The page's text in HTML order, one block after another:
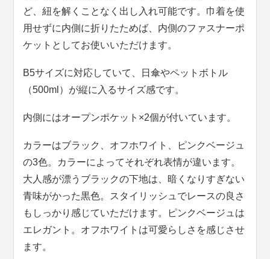
ど、紐を解くことなく出し入れ可能です。巾着を使
用せずに内側に折りたためば、内側のファスナーポ
ケットとしてお使いいただけます。
B5サイズに対応していて、日傘やペットボトル
（500ml）が縦に入るサイズ感です。
内側にはオープンポケット×2個が付いています。
カラーはブラック、オフホワイト、ピンクベージュ
の3色。カラーによってそれぞれ表情が違います。
大人感が漂うブラックの下地は、暗くなりすぎない
青味がかった黒色。スタイリッシュでレースの良さ
もしっかり感じていただけます。ピンクベージュは
エレガント。オフホワイトは可愛らしさを感じさせ
ます。